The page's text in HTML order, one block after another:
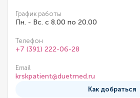
График работы
Пн. - Вс. с 8.00 по 20.00
Телефон
+7 (391) 222-06-28
Email
krskpatient@duetmed.ru
Как добраться